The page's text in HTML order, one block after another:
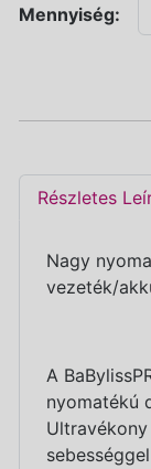
Mennyiség:
Részletes
Nagy
vezeték/
A
nyomatékú